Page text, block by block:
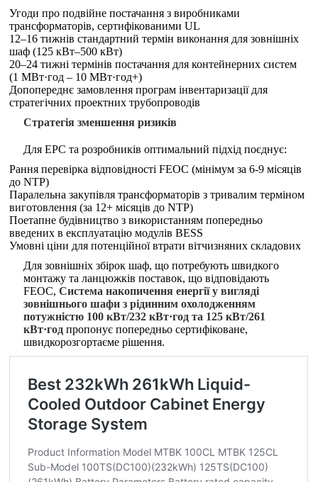
Угоди про подвійне постачання з виробниками
трансформаторів, сертифікованими UL
12–16 тижнів стандартний термін виконання для зовнішніх
шаф (125 кВт–500 кВт)
20–24 тижні термінів постачання для контейнерних систем
(1 МВт·год – 10 МВт·год+)
Допопереднє замовлення програм інвентаризації для
стратегічних проектних трубопроводів
Стратегія зменшення ризиків
Для EPC та розробників оптимальний підхід поєднує:
Рання перевірка відповідності FEOC (мінімум за 6-9 місяців
до NTP)
Паралельна закупівля трансформаторів з тривалим терміном
виготовлення (за 12+ місяців до NTP)
Поетапне будівництво з використанням попередньо
введених в експлуатацію модулів BESS
Умовні ціни для потенційної втрати вітчизняних складових
Для зовнішніх збірок шаф, що потребують швидкого
монтажу та ланцюжків поставок, що відповідають
FEOC,Система накопичення енергії у вигляді
зовнішнього шафи з рідинним охолодженням
потужністю 100 кВт/232 кВт·год та 125 кВт/261
кВт·год пропонує попередньо сертифіковане,
швидкорозгортаєме рішення.